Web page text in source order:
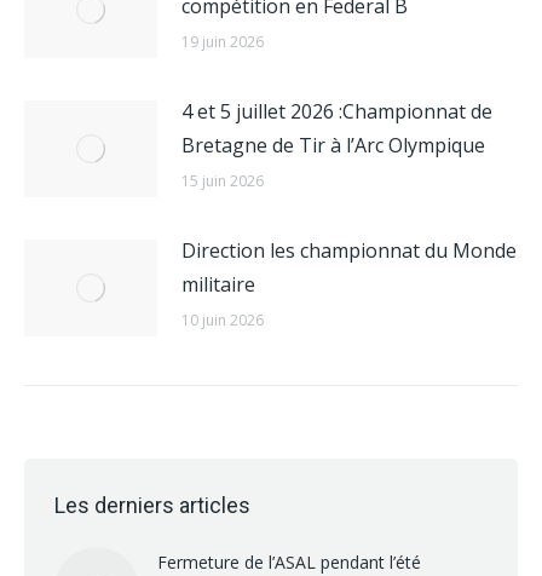
compétition en Federal B
19 juin 2026
4 et 5 juillet 2026 :Championnat de
Bretagne de Tir à l’Arc Olympique
15 juin 2026
Direction les championnat du Monde
militaire
10 juin 2026
Les derniers articles
Fermeture de l’ASAL pendant l’été